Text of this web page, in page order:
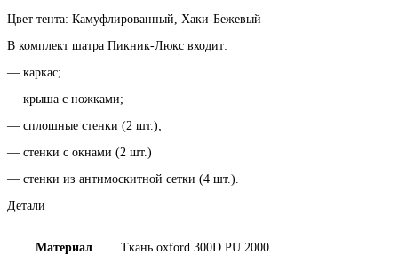
Цвет тента: Камуфлированный, Хаки-Бежевый
В комплект шатра Пикник-Люкс входит:
— каркас;
— крыша с ножками;
— сплошные стенки (2 шт.);
— стенки с окнами (2 шт.)
— стенки из антимоскитной сетки (4 шт.).
Детали
Материал Ткань oxford 300D PU 2000